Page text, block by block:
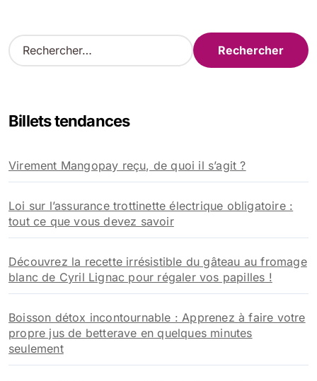
R
e
r
e
r
:
Billets tendances
Virement Mangopay reçu, de quoi il s’agit ?
Loi sur l’assurance trottinette électrique obligatoire :
tout ce que vous devez savoir
Découvrez la recette irrésistible du gâteau au fromage
blanc de Cyril Lignac pour régaler vos papilles !
Boisson détox incontournable : Apprenez à faire votre
propre jus de betterave en quelques minutes
seulement